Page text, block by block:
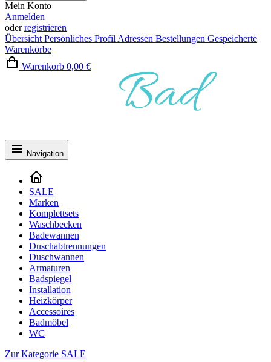
Mein Konto
Anmelden
oderregistrieren
Übersicht Persönliches Profil Adressen Bestellungen Gespeicherte
Warenkörbe
Warenkorb 0,00 €
Navigation
SALE
Marken
Komplettsets
Waschbecken
Badewannen
Duschabtrennungen
Duschwannen
Armaturen
Badspiegel
Installation
Heizkörper
Accessoires
Badmöbel
WC
Zur Kategorie SALE